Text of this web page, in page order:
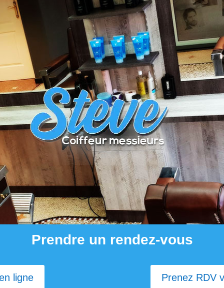
Prendre un rendez-vous
ligne Prenez RDV